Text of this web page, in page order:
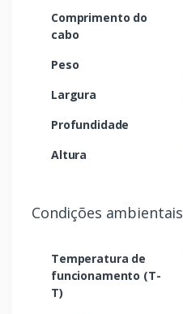
Comprimento do
cabo
Peso
Largura
Profundidade
Altura
Condições ambientais
Temperatura de
funcionamento (T-
T)